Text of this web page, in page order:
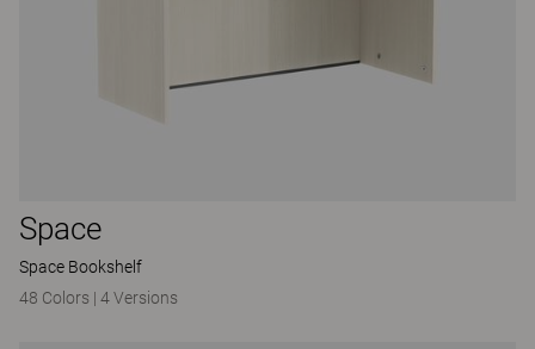
Space
Space Bookshelf
48 Colors | 4 Versions